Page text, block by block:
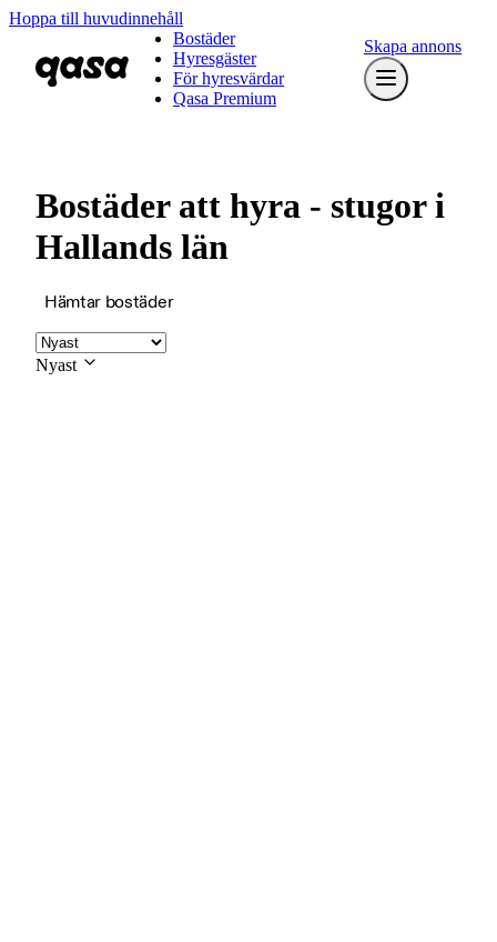
Hoppa till huvudinnehåll
Bostäder
Hyresgäster
För hyresvärdar
Qasa Premium
Skapa annons
Bostäder att hyra - stugor i
Hallands län
Hämtar bostäder
Nyast